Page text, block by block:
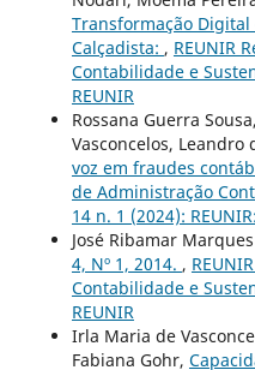
Transformação
Calçadista: , REUNIR
Contabilidade e
REUNIR
Rossana Guerra
Vasconcelos, Leandro
voz em fraudes
de Administração
14 n. 1 (2024):
José Ribamar
4, Nº 1, 2014. ,
Contabilidade e
REUNIR
Irla Maria de
Fabiana Gohr,